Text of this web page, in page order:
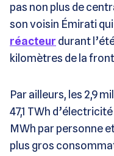
pas non plus de
son voisin Émirati qui
réacteur durant
kilomètres de la
Par ailleurs, les 2,9
47,1 TWh
MWh par personne
plus gros